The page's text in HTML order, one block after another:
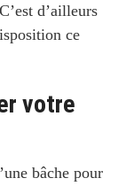
d’ailleurs
ce
votre
bâche pour